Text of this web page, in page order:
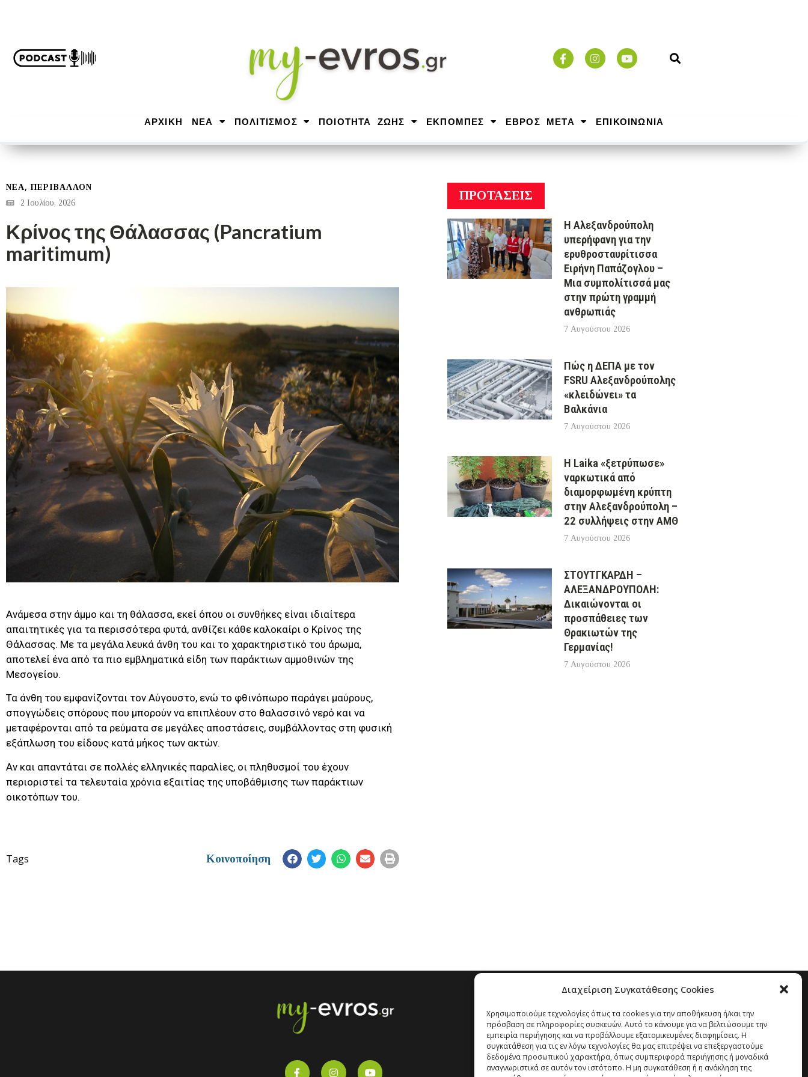
Διαχείριση Συγκατάθεσης Cookies
Χρησιμοποιούμε τεχνολογίες όπως τα cookies για την αποθήκευση ή/και την
πρόσβαση σε πληροφορίες συσκευών. Αυτό το κάνουμε για να βελτιώσουμε την
εμπειρία περιήγησης και να προβάλλουμε εξατομικευμένες διαφημίσεις. Η
συγκατάθεση για τις εν λόγω τεχνολογίες θα μας επιτρέψει να επεξεργαστούμε
δεδομένα προσωπικού χαρακτήρα, όπως συμπεριφορά περιήγησης ή μοναδικά
αναγνωριστικά σε αυτόν τον ιστότοπο. Η μη συγκατάθεση ή η ανάκληση της
ΑΡΧΙΚΉ ΝΕΑ ΠΟΛΙΤΙΣΜΟΣ ΠΟΙΟΤΗΤΑ ΖΩΗΣ ΕΚΠΟΜΠΕΣ ΕΒΡΟΣ ΜΕΤΑ ΕΠΙΚΟΙΝΩΝΙΑ
ΝΕΑ,ΠΕΡΙΒΑΛΛΟΝ
2 Ιουλίου, 2026
Κρίνος της Θάλασσας (Pancratium
maritimum)
Ανάμεσα στην άμμο και τη θάλασσα, εκεί όπου οι συνθήκες είναι ιδιαίτερα
απαιτητικές για τα περισσότερα φυτά, ανθίζει κάθε καλοκαίρι ο Κρίνος της
Θάλασσας. Με τα μεγάλα λευκά άνθη του και το χαρακτηριστικό του άρωμα,
αποτελεί ένα από τα πιο εμβληματικά είδη των παράκτιων αμμοθινών της
Μεσογείου.
Τα άνθη του εμφανίζονται τον Αύγουστο, ενώ το φθινόπωρο παράγει μαύρους,
σπογγώδεις σπόρους που μπορούν να επιπλέουν στο θαλασσινό νερό και να
μεταφέρονται από τα ρεύματα σε μεγάλες αποστάσεις, συμβάλλοντας στη φυσική
εξάπλωση του είδους κατά μήκος των ακτών.
Αν και απαντάται σε πολλές ελληνικές παραλίες, οι πληθυσμοί του έχουν
περιοριστεί τα τελευταία χρόνια εξαιτίας της υποβάθμισης των παράκτιων
οικοτόπων του.
Tags Κοινοποίηση
ΠΡΟΤΑΣΕΙΣ
Η Αλεξανδρούπολη
υπερήφανη για την
ερυθροσταυρίτισσα
Ειρήνη Παπάζογλου –
Μια συμπολίτισσά μας
στην πρώτη γραμμή
ανθρωπιάς
7 Αυγούστου 2026
Πώς η ΔΕΠΑ με τον
FSRU Αλεξανδρούπολης
«κλειδώνει» τα
Βαλκάνια
7 Αυγούστου 2026
Η Laika «ξετρύπωσε»
ναρκωτικά από
διαμορφωμένη κρύπτη
στην Αλεξανδρούπολη –
22 συλλήψεις στην ΑΜΘ
7 Αυγούστου 2026
ΣΤΟΥΤΓΚΑΡΔΗ –
ΑΛΕΞΑΝΔΡΟΥΠΟΛΗ:
Δικαιώνονται οι
προσπάθειες των
Θρακιωτών της
Γερμανίας!
7 Αυγούστου 2026